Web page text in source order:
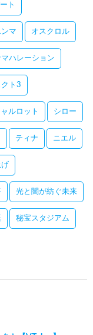
ト
ンマ オスクロル
ハレーション
ト3
ルロット シロー
ティナ ニエル
光と闇が紡ぐ未来
秘宝スタジアム